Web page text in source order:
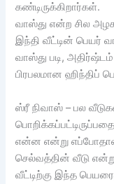
கண்டிருக்கிறார்கள்.
வாஸ்து என்ற சில
இந்தி வீட்டின் பெயர்
வாஸ்து படி,
பிரபலமான ஹிந்திப்
ஸ்ரீ நிவாஸ் – பல
என்ன என்று
செல்வத்தின் வீடு
வீட்டிற்கு இந்த